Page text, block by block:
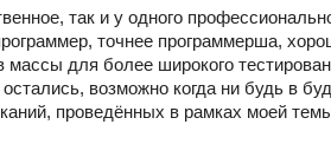
так и у одного
точнее программерша,
для более широкого
возможно когда ни будь в
проведённых в рамках моей